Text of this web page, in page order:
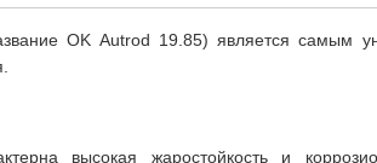
OK Autrod 19.85) является самым
высокая жаростойкость и